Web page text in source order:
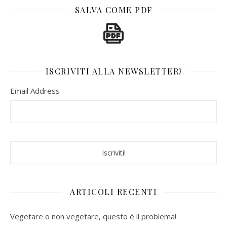
SALVA COME PDF
ISCRIVITI ALLA NEWSLETTER!
Email Address
ARTICOLI RECENTI
Vegetare o non vegetare, questo è il problema!